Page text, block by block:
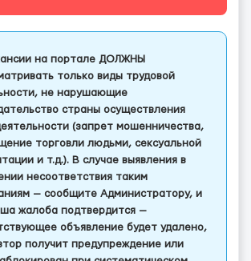
на портале ДОЛЖНЫ
только виды трудовой
не нарушающие
страны осуществления
(запрет мошенничества,
торговли людьми, сексуальной
и т.д.). В случае выявления в
несоответствия таким
— сообщите Администратору, и
жалоба подтвердится —
объявление будет удалено,
получит предупреждение или